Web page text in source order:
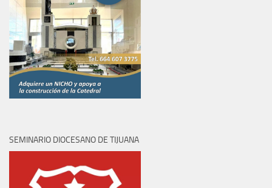
SEMINARIO DIOCESANO DE TIJUANA